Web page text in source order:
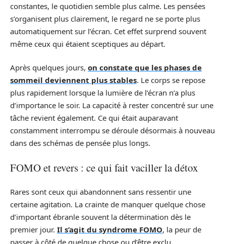
constantes, le quotidien semble plus calme. Les pensées
s’organisent plus clairement, le regard ne se porte plus
automatiquement sur l’écran. Cet effet surprend souvent
même ceux qui étaient sceptiques au départ.
Après quelques jours, on constate que les phases de
sommeil deviennent plus stables. Le corps se repose
plus rapidement lorsque la lumière de l’écran n’a plus
d’importance le soir. La capacité à rester concentré sur une
tâche revient également. Ce qui était auparavant
constamment interrompu se déroule désormais à nouveau
dans des schémas de pensée plus longs.
FOMO et revers : ce qui fait vaciller la détox
Rares sont ceux qui abandonnent sans ressentir une
certaine agitation. La crainte de manquer quelque chose
d’important ébranle souvent la détermination dès le
premier jour. Il s’agit du syndrome FOMO, la peur de